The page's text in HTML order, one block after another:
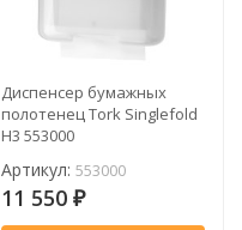
Диспенсер бумажных
полотенец Tork Singlefold
H3 553000
Артикул: 553000
11 550 ₽